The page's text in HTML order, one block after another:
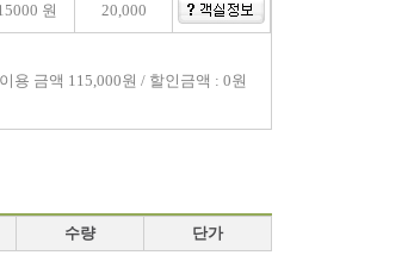
원 20,000
용 금액 115,000원 / 할인금액 : 0원
수량 단가